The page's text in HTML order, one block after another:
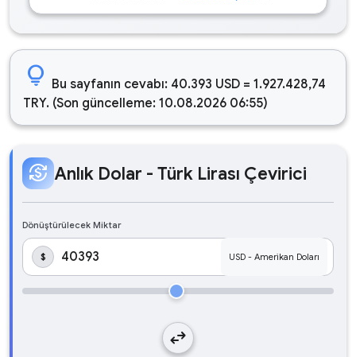
lightbulb Bu sayfanın cevabı: 40.393 USD = 1.927.428,74
TRY. (Son güncelleme: 10.08.2026 06:55)
currency_exchange Anlık Dolar - Türk Lirası Çevirici
Dönüştürülecek Miktar
$
swap_horiz